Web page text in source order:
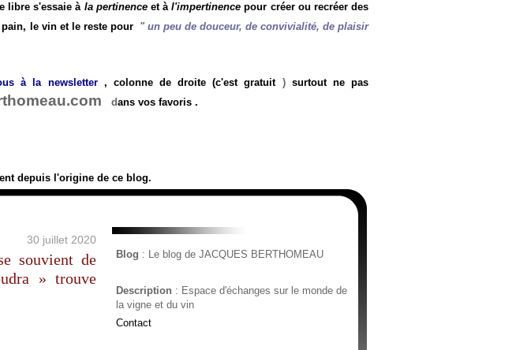
libre s'essaie à la pertinenceet àl'impertinence pour créer ou recréer des
le vin et le reste pour "un peu de douceur, de convivialité, de plaisir
à la newsletter, colonne de droite (c'est gratuit) surtout ne pas
dans vos favoris .
depuis l'origine de ce blog.
30 juillet 2020
souvient de
» trouve
Blog : Le blog de JACQUES BERTHOMEAU
Description : Espace d'échanges sur le monde de
la vigne et du vin
Contact